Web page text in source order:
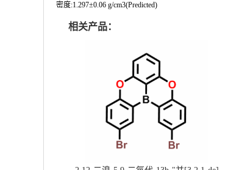
密度:1.297±0.06 g/cm3(Predicted)
相关产品：